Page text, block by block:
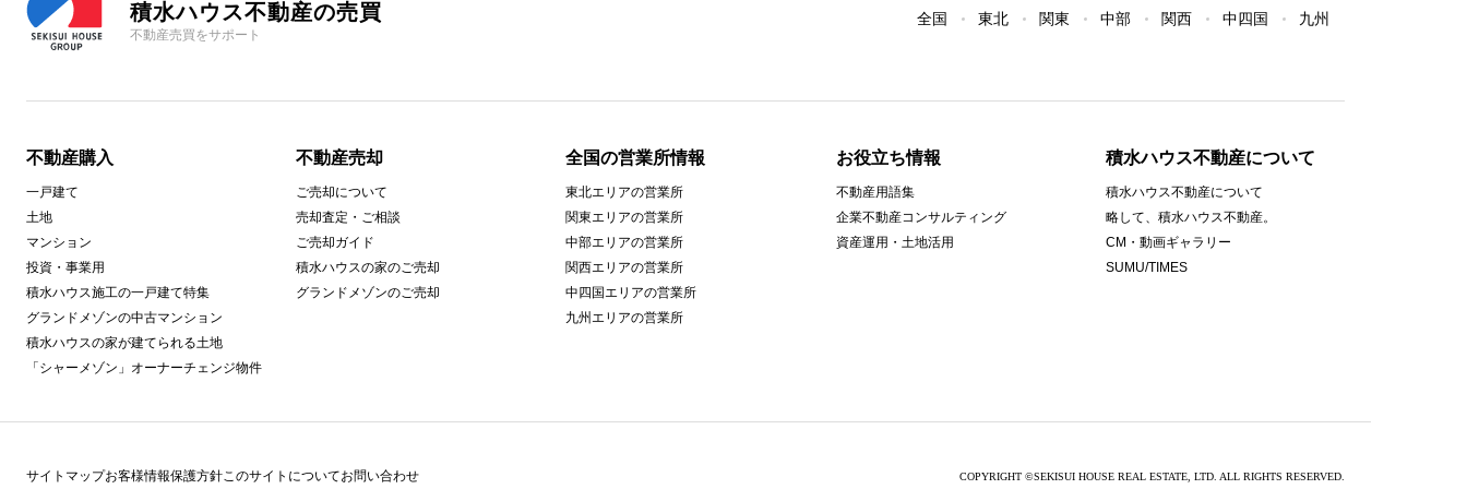
積水ハウス不動産の売買
不動産売買をサポート
全国 東北 関東 中部 関西 中四国 九州
不動産購入
一戸建て
土地
マンション
投資・事業用
積水ハウス施工の一戸建て特集
グランドメゾンの中古マンション
積水ハウスの家が建てられる土地
「シャーメゾン」オーナーチェンジ物件
不動産売却
ご売却について
売却査定・ご相談
ご売却ガイド
積水ハウスの家のご売却
グランドメゾンのご売却
全国の営業所情報
東北エリアの営業所
関東エリアの営業所
中部エリアの営業所
関西エリアの営業所
中四国エリアの営業所
九州エリアの営業所
お役立ち情報
不動産用語集
企業不動産コンサルティング
資産運用・土地活用
積水ハウス不動産について
積水ハウス不動産について
略して、積水ハウス不動産。
CM・動画ギャラリー
SUMU/TIMES
サイトマップお客様情報保護方針このサイトについてお問い合わせ COPYRIGHT ©SEKISUI HOUSE REAL ESTATE, LTD. ALL RIGHTS RESERVED.